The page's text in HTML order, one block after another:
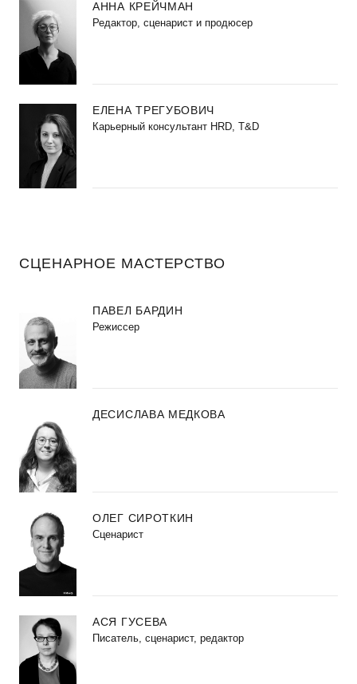
АННА КРЕЙЧМАН
Редактор, сценарист и продюсер
ЕЛЕНА ТРЕГУБОВИЧ
Карьерный консультант HRD, T&D
СЦЕНАРНОЕ МАСТЕРСТВО
ПАВЕЛ БАРДИН
Режиссер
ДЕСИСЛАВА МЕДКОВА
ОЛЕГ СИРОТКИН
Сценарист
АСЯ ГУСЕВА
Писатель, сценарист, редактор